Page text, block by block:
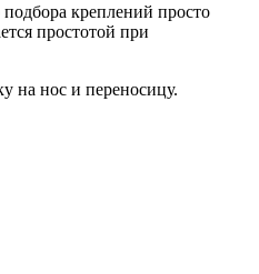
креплений просто
простотой при
на нос и переносицу.